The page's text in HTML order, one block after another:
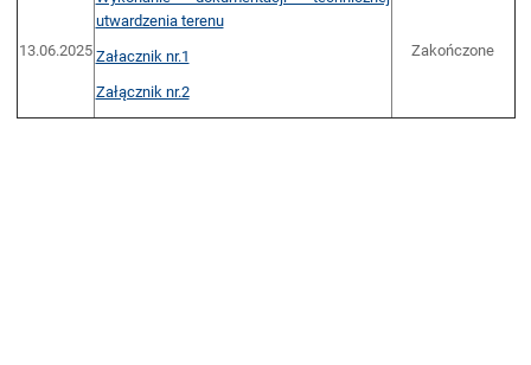
13.06.2025
utwardzenia terenu
Załacznik nr.1
Załącznik nr.2
Zakończone